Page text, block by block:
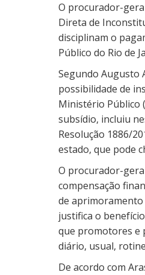
O procurador-
Direta de
disciplinam o
Público do Rio de
Segundo Augusto
possibilidade de
Ministério Público
subsídio, incluiu
Resolução 1886/
estado, que pode
O procurador-
compensação
de
justifica o
que promotores e
diário, usual,
De acordo com